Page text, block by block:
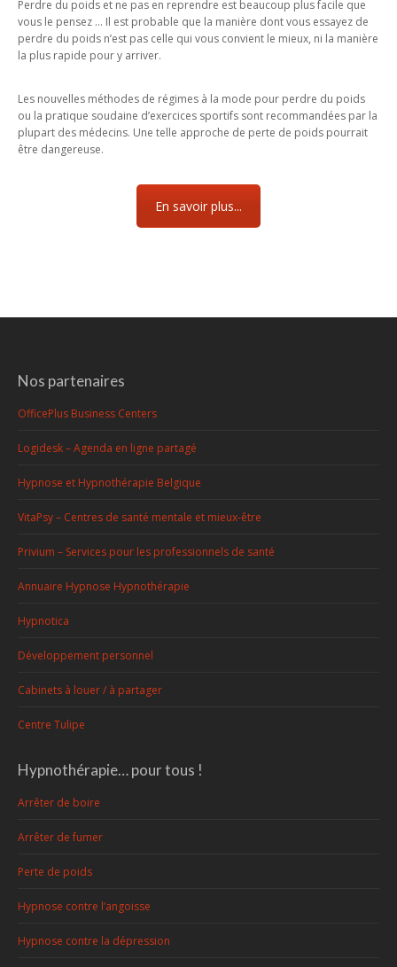
Perdre du poids et ne pas en reprendre est beaucoup plus facile que
vous le pensez … Il est probable que la manière dont vous essayez de
perdre du poids n’est pas celle qui vous convient le mieux, ni la manière
la plus rapide pour y arriver.
Les nouvelles méthodes de régimes à la mode pour perdre du poids
ou la pratique soudaine d’exercices sportifs sont recommandées par la
plupart des médecins. Une telle approche de perte de poids pourrait
être dangereuse.
En savoir plus...
Nos partenaires
OfficePlus Business Centers
Logidesk – Agenda en ligne partagé
Hypnose et Hypnothérapie Belgique
VitaPsy – Centres de santé mentale et mieux-être
Privium – Services pour les professionnels de santé
Annuaire Hypnose Hypnothérapie
Hypnotica
Développement personnel
Cabinets à louer / à partager
Centre Tulipe
Hypnothérapie… pour tous !
Arrêter de boire
Arrêter de fumer
Perte de poids
Hypnose contre l’angoisse
Hypnose contre la dépression